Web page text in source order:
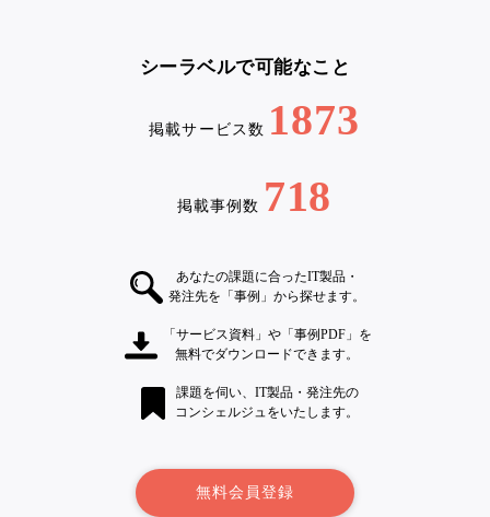
シーラベルで可能なこと
掲載サービス数 1873
掲載事例数 718
あなたの課題に合ったIT製品・
発注先を「事例」から探せます。
「サービス資料」や「事例PDF」を
無料でダウンロードできます。
課題を伺い、IT製品・発注先の
コンシェルジュをいたします。
無料会員登録